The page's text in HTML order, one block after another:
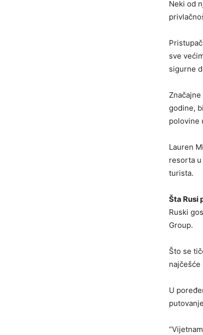
Neki od
sve
sigurne
godine,
polovine
Lauren
resorta
turista.
Šta Rusi
Ruski
Group.
Što se
najčešće
U